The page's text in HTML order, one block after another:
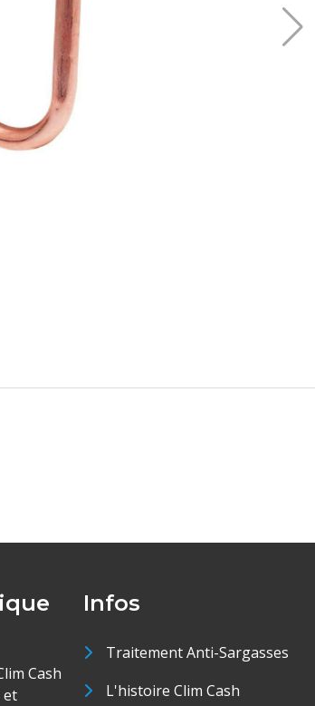
Cash
et
Infos
Traitement Anti-Sargasses
L'histoire Clim Cash